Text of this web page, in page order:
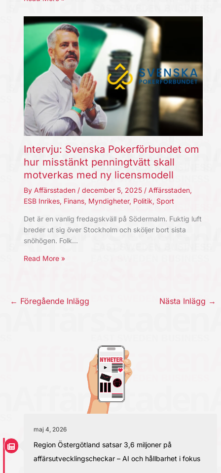
Intervju: Svenska Pokerförbundet om
hur misstänkt penningtvätt skall
motverkas med ny licensmodell
By Affärsstaden / december 5, 2025 / Affärsstaden,
ESB Inrikes, Finans, Myndigheter, Politik, Sport
Det är en vanlig fredagskväll på Södermalm. Fuktig luft
breder ut sig över Stockholm och sköljer bort sista
snöhögen. Folk…
Read More »
← Föregående Inlägg Nästa Inlägg →
maj 4, 2026
Region Östergötland satsar 3,6 miljoner på
affärsutvecklingscheckar – AI och hållbarhet i fokus